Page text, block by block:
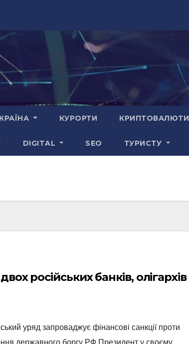
КУРОРТИ КРИПТОВАЛЮТИ
DIGITAL SEO ТУРИСТУ
російських банків, олігархів
уряд запроваджує фінансові санкції проти
державного боргу РФ Президент у своєму